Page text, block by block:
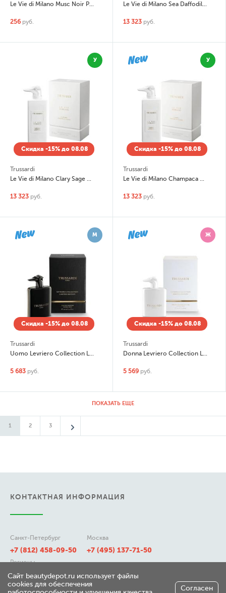
Le Vie di Milano Musc Noir Perfume Enhancer
256 руб.
Le Vie di Milano Sea Daffodil Edizione Millesimata
13 323 руб.
У
Скидка -15% до 08.08
Trussardi
Le Vie di Milano Clary Sage Edizione Millesimata
13 323 руб.
У
Скидка -15% до 08.08
Trussardi
Le Vie di Milano Champaca Edizione Millesimata
13 323 руб.
М
Скидка -15% до 08.08
Trussardi
Uomo Levriero Collection Limited Edition
5 683 руб.
Ж
Скидка -15% до 08.08
Trussardi
Donna Levriero Collection Limited Edition Eau De Parfum Intense
5 569 руб.
ПОКАЗАТЬ ЕЩЕ
1 2 3
КОНТАКТНАЯ ИНФОРМАЦИЯ
Санкт-Петербург
+7 (812) 458-09-50
Москва
+7 (495) 137-71-50
Регионы
8 (800) 511-21-50
Сайт beautydepot.ru использует файлы
cookies для обеспечения
Согласен